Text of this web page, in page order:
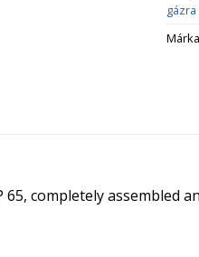
gázra
completely assembled